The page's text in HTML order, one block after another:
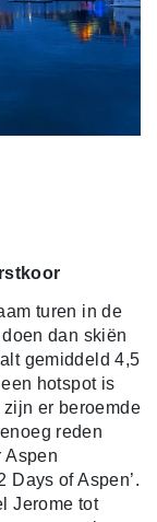
turen in de
dan skiën
gemiddeld 4,5
hotspot is
er beroemde
reden
Aspen
Days of Aspen’.
Jerome tot